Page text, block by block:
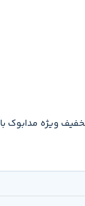
این محصول رو با تخفیف ویژه مدابوک با